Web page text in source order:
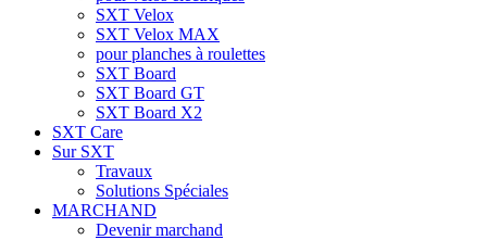
SXT Velox
SXT Velox MAX
pour planches à roulettes
SXT Board
SXT Board GT
SXT Board X2
SXT Care
Sur SXT
Travaux
Solutions Spéciales
MARCHAND
Devenir marchand